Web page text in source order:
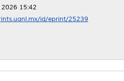
15:42
id/eprint/25239